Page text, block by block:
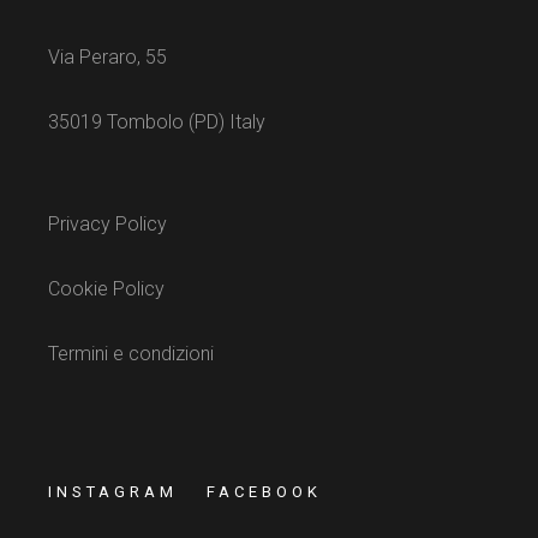
Via Peraro, 55
35019 Tombolo (PD) Italy
Privacy Policy
Cookie Policy
Termini e condizioni
INSTAGRAM FACEBOOK